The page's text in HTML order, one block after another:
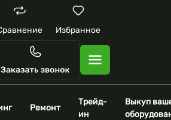
Избранное
Ремонт
Трейд-
ин
Выкуп